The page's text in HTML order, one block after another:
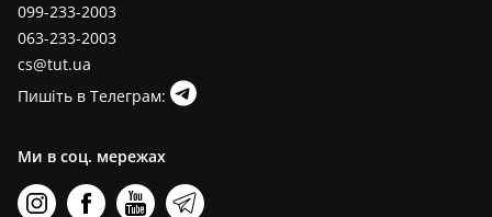
099-233-2003
063-233-2003
cs@tut.ua
Пишіть в Телеграм:
Ми в соц. мережах